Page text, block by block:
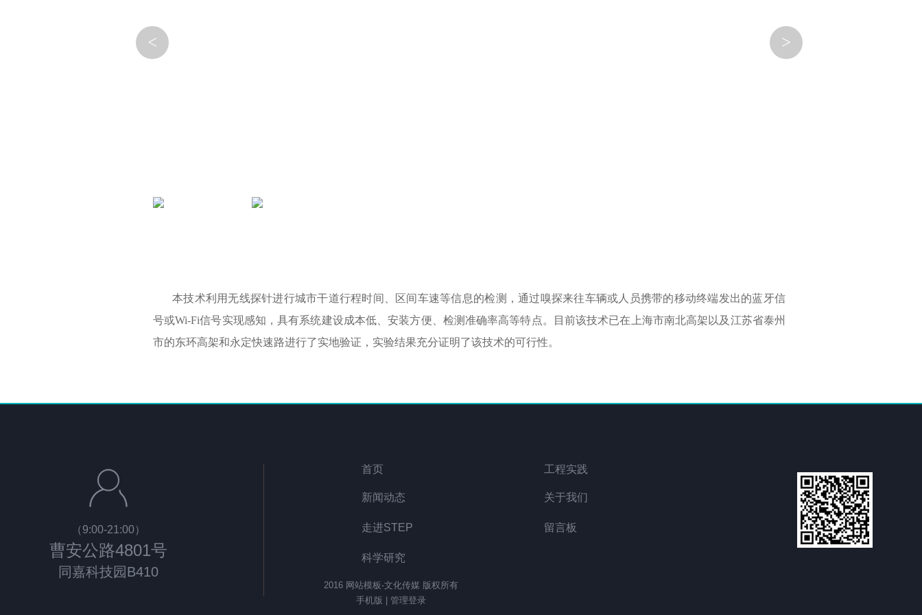
< >
本技术利用无线探针进行城市干道行程时间、区间车速等信息的检测，通过嗅探来往车辆或人员携带的移动终端发出的蓝牙信
号或Wi-Fi信号实现感知，具有系统建设成本低、安装方便、检测准确率高等特点。目前该技术已在上海市南北高架以及江苏省泰州
市的东环高架和永定快速路进行了实地验证，实验结果充分证明了该技术的可行性。
（9:00-21:00）
曹安公路4801号
同嘉科技园B410
首页
新闻动态
走进STEP
科学研究
2016 网站模板-文化传媒 版权所有
手机版
管理登录
工程实践
关于我们
留言板